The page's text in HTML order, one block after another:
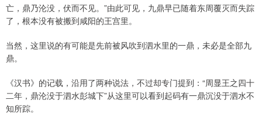
亡，鼎乃沦没，伏而不见。”由此可见，九鼎早已随着东周覆灭而失踪
了，根本没有被搬到咸阳的王宫里。
当然，这里说的有可能是先前被风吹到泗水里的一鼎，未必是全部九
鼎。
《汉书》的记载，沿用了两种说法，不过却专门提到：“周显王之四十
二年，鼎沦没于泗水彭城下”从这里可以看到起码有一鼎沉没于泗水不
知所踪。